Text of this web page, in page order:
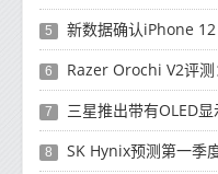
5 新数据确认iPhone
6 Razer Orochi V2评
7 三星推出带有OLED显示屏的超轻
8 SK Hynix预测第一季度